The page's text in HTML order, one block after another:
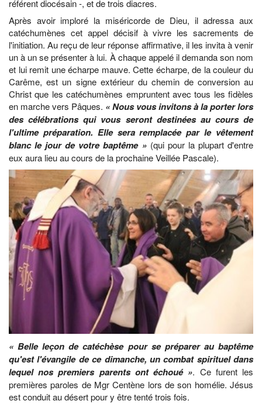
référent diocésain -, et de trois diacres.
Après avoir imploré la miséricorde de Dieu, il adressa aux
catéchumènes cet appel décisif à vivre les sacrements de
l'initiation. Au reçu de leur réponse affirmative, il les invita à venir
un à un se présenter à lui. À chaque appelé il demanda son nom
et lui remit une écharpe mauve. Cette écharpe, de la couleur du
Carême, est un signe extérieur du chemin de conversion au
Christ que les catéchumènes empruntent avec tous les fidèles
en marche vers Pâques. « Nous vous invitons à la porter lors
des célébrations qui vous seront destinées au cours de
l'ultime préparation. Elle sera remplacée par le vêtement
blanc le jour de votre baptême »(qui pour la plupart d'entre
eux aura lieu au cours de la prochaine Veillée Pascale).
« Belle leçon de catéchèse pour se préparer au baptême
qu'est l'évangile de ce dimanche, un combat spirituel dans
lequel nos premiers parents ont échoué ». Ce furent les
premières paroles de Mgr Centène lors de son homélie. Jésus
est conduit au désert pour y être tenté trois fois.